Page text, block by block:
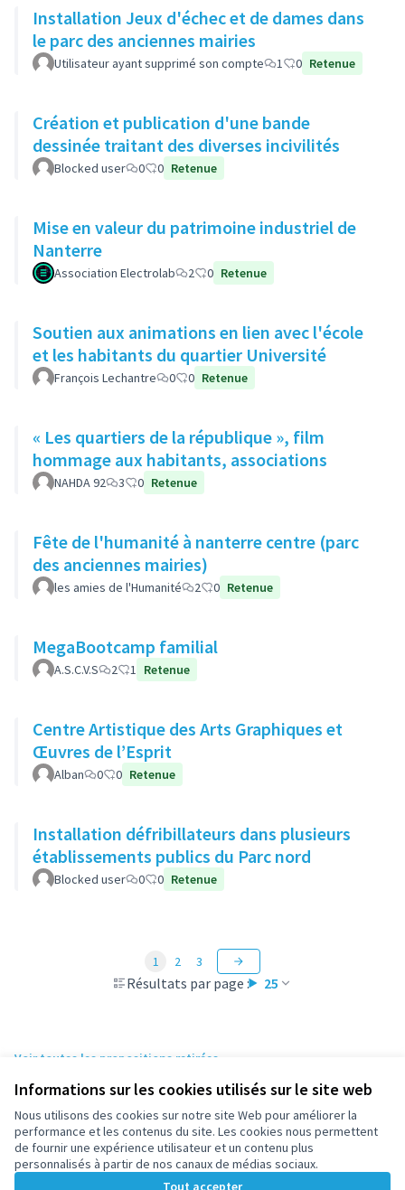
Informations sur les cookies utilisés sur le site web
Nous utilisons des cookies sur notre site Web pour améliorer la
performance et les contenus du site. Les cookies nous permettent
de fournir une expérience utilisateur et un contenu plus
personnalisés à partir de nos canaux de médias sociaux.
Tout accepter
Installation Jeux d'échec et de dames dans
le parc des anciennes mairies
Utilisateur ayant supprimé son compte 1 0 Retenue
Création et publication d'une bande
dessinée traitant des diverses incivilités
Blocked user 0 0 Retenue
Mise en valeur du patrimoine industriel de
Nanterre
Association Electrolab 2 0 Retenue
Soutien aux animations en lien avec l'école
et les habitants du quartier Université
François Lechantre 0 0 Retenue
« Les quartiers de la république », film
hommage aux habitants, associations
NAHDA 92 3 0 Retenue
Fête de l'humanité à nanterre centre (parc
des anciennes mairies)
les amies de l'Humanité 2 0 Retenue
MegaBootcamp familial
A.S.C.V.S 2 1 Retenue
Centre Artistique des Arts Graphiques et
Œuvres de l’Esprit
Alban 0 0 Retenue
Installation défribillateurs dans plusieurs
établissements publics du Parc nord
Blocked user 0 0 Retenue
Résultats par page : 25
1 2 3
Voir toutes les propositions retirées
Conditions d'utilisation
Paramètres des cookies
participez.nanterre.fr sur X
(Lien externe)
participez.nanterre.fr sur Facebook
participez.nanterre.fr sur Instagram
participez.nanterre.fr sur YouTube
(Lien externe)
participez.nanterre.fr sur GitHub
(Lien externe)